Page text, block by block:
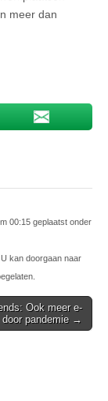
meer dan
00:15 geplaatst onder
kan doorgaan naar
Ook meer e-
pandemie →